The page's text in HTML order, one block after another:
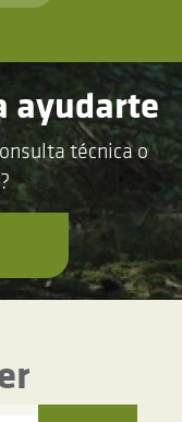
ayudarte
técnica o